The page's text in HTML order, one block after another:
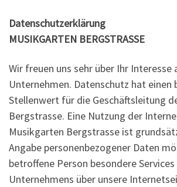
Datenschutzerklärung
MUSIKGARTEN BERGSTRASSE
Wir freuen uns sehr über Ihr Interesse
Unternehmen. Datenschutz hat einen
Stellenwert für die Geschäftsleitung
Bergstrasse. Eine Nutzung der
Musikgarten Bergstrasse ist
Angabe personenbezogener Daten
betroffene Person besondere Services
Unternehmens über unsere